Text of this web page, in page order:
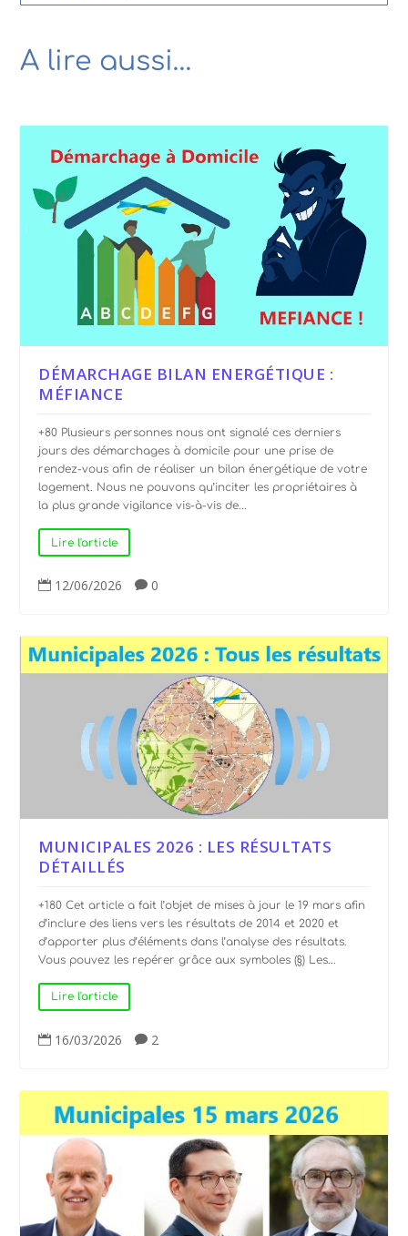
A lire aussi…
DÉMARCHAGE BILAN ENERGÉTIQUE :
MÉFIANCE
+80 Plusieurs personnes nous ont signalé ces derniers
jours des démarchages à domicile pour une prise de
rendez-vous afin de réaliser un bilan énergétique de votre
logement. Nous ne pouvons qu’inciter les propriétaires à
la plus grande vigilance vis-à-vis de...
Lire l'article
 12/06/2026  0
MUNICIPALES 2026 : LES RÉSULTATS
DÉTAILLÉS
+180 Cet article a fait l’objet de mises à jour le 19 mars afin
d’inclure des liens vers les résultats de 2014 et 2020 et
d’apporter plus d’éléments dans l’analyse des résultats.
Vous pouvez les repérer grâce aux symboles (§) Les...
Lire l'article
 16/03/2026  2